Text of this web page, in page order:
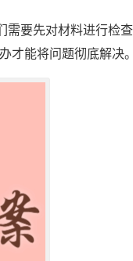
需要先对材料进行检
才能将问题彻底解决